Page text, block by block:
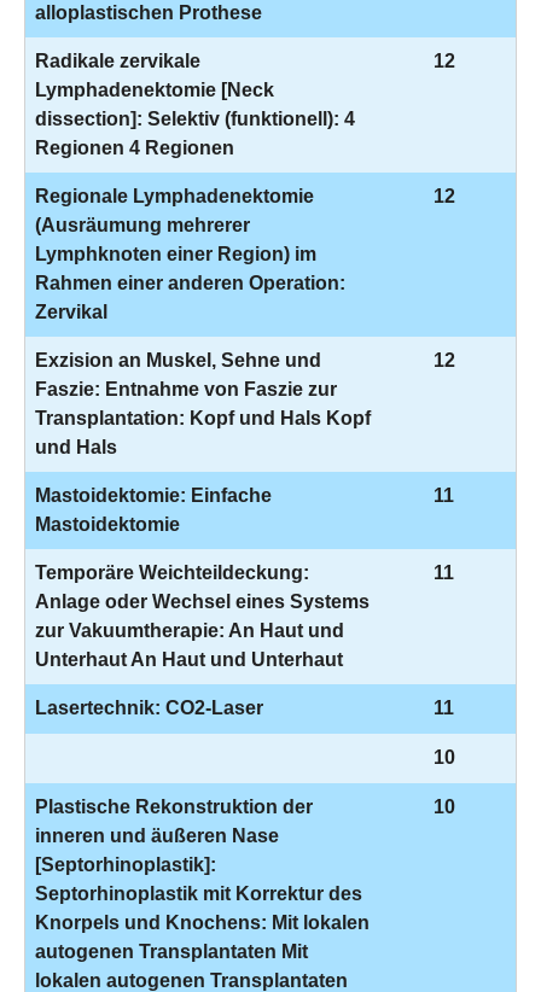
alloplastischen Prothese
Radikale zervikale
Lymphadenektomie [Neck
dissection]: Selektiv (funktionell): 4
Regionen 4 Regionen
12
Regionale Lymphadenektomie
(Ausräumung mehrerer
Lymphknoten einer Region) im
Rahmen einer anderen Operation:
Zervikal
12
Exzision an Muskel, Sehne und
Faszie: Entnahme von Faszie zur
Transplantation: Kopf und Hals Kopf
und Hals
12
Mastoidektomie: Einfache
Mastoidektomie
11
Temporäre Weichteildeckung:
Anlage oder Wechsel eines Systems
zur Vakuumtherapie: An Haut und
Unterhaut An Haut und Unterhaut
11
Lasertechnik: CO2-Laser 11
10
Plastische Rekonstruktion der
inneren und äußeren Nase
[Septorhinoplastik]:
Septorhinoplastik mit Korrektur des
Knorpels und Knochens: Mit lokalen
autogenen Transplantaten Mit
lokalen autogenen Transplantaten
10